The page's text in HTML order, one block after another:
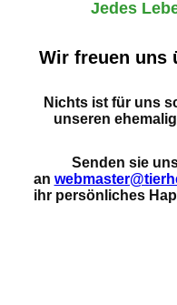
Jedes
Wir freuen uns
Nichts ist für uns
unseren
Senden sie
an
ihr persönliches